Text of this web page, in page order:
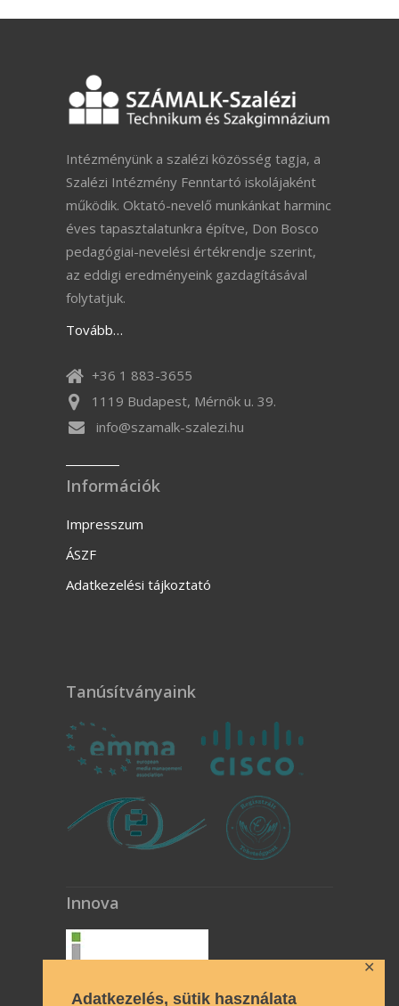
Adatkezelés, sütik használata
✕
Intézményünk a szalézi közösség tagja, a
Szalézi Intézmény Fenntartó iskolájaként
működik. Oktató-nevelő munkánkat harminc
éves tapasztalatunkra építve, Don Bosco
pedagógiai-nevelési értékrendje szerint,
az eddigi eredményeink gazdagításával
folytatjuk.
Tovább…
+36 1 883-3655
1119 Budapest, Mérnök u. 39.
info@szamalk-szalezi.hu
Információk
Impresszum
ÁSZF
Adatkezelési tájkoztató
Tanúsítványaink
Innova